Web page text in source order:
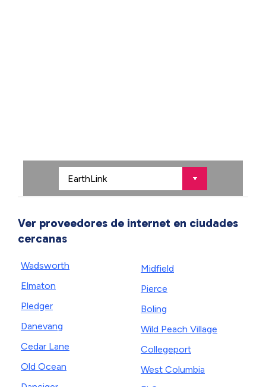
Ver proveedores de internet en ciudades
cercanas
Wadsworth
Elmaton
Pledger
Danevang
Cedar Lane
Old Ocean
Midfield
Pierce
Boling
Wild Peach Village
Collegeport
West Columbia